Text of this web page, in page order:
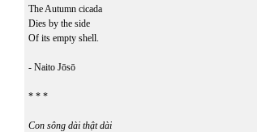
The Autumn cicada
Dies by the side
Of its empty shell.
- Naito Jōsō
* * *
Con sông dài thật dài